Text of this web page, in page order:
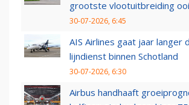
grootste vlootuitbreiding
30-07-2026, 6:45
AIS Airlines gaat jaar langer
lijndienst binnen Schotland
30-07-2026, 6:30
Airbus handhaaft